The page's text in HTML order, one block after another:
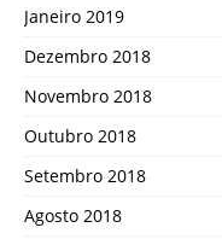
Janeiro 2019
Dezembro 2018
Novembro 2018
Outubro 2018
Setembro 2018
Agosto 2018